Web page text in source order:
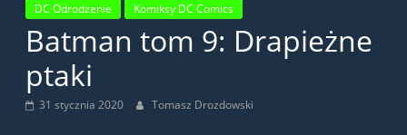
DC Odrodzenie Komiksy DC Comics
Batman tom 9: Drapieżne
ptaki
31 stycznia 2020 Tomasz Drozdowski